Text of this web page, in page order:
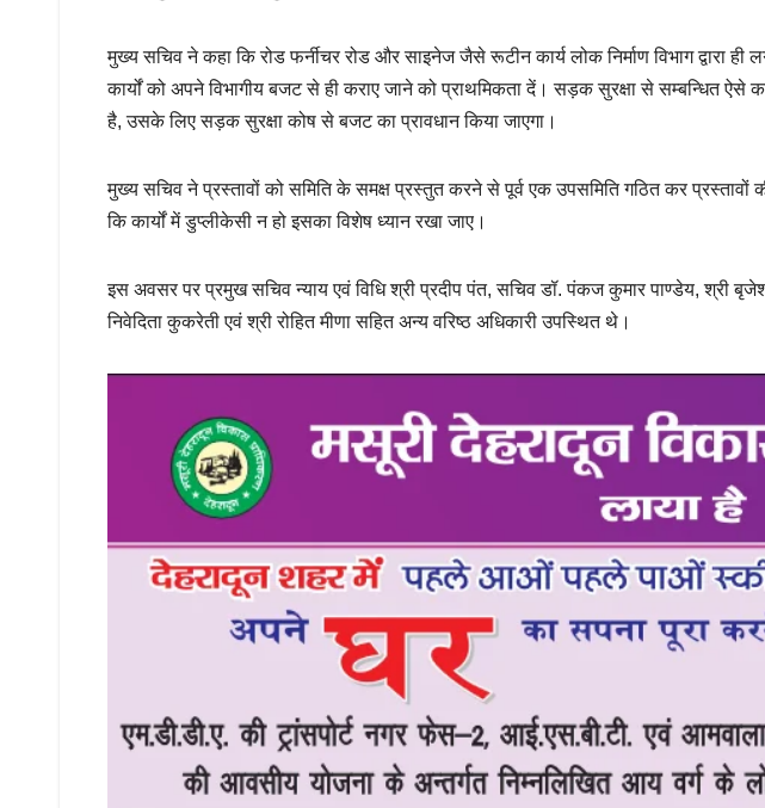
मुख्य सचिव ने कहा कि रोड फर्नीचर रोड और साइनेज जैसे रूटीन कार्य लोक निर्माण विभाग द्वारा ही
कार्यों को अपने विभागीय बजट से ही कराए जाने को प्राथमिकता दें। सड़क सुरक्षा से सम्बन्धित ऐसे
है, उसके लिए सड़क सुरक्षा कोष से बजट का प्रावधान किया जाएगा।
मुख्य सचिव ने प्रस्तावों को समिति के समक्ष प्रस्तुत करने से पूर्व एक उपसमिति गठित कर प्रस्तावों
कि कार्यों में डुप्लीकेसी न हो इसका विशेष ध्यान रखा जाए।
इस अवसर पर प्रमुख सचिव न्याय एवं विधि श्री प्रदीप पंत, सचिव डॉ. पंकज कुमार पाण्डेय, श्री
निवेदिता कुकरेती एवं श्री रोहित मीणा सहित अन्य वरिष्ठ अधिकारी उपस्थित थे।